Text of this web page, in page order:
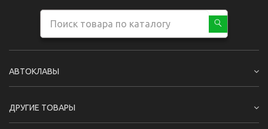
АВТОКЛАВЫ
ДРУГИЕ ТОВАРЫ